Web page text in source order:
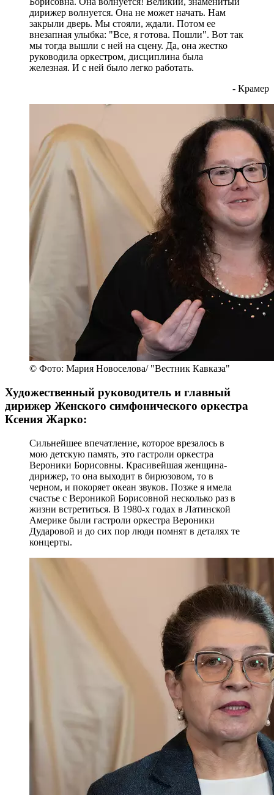
дирижер волнуется. Она не может начать. Нам
закрыли дверь. Мы стояли, ждали. Потом ее
внезапная улыбка: "Все, я готова. Пошли". Вот так
мы тогда вышли с ней на сцену. Да, она жестко
руководила оркестром, дисциплина была
железная. И с ней было легко работать.
- Крамер
© Фото: Мария Новоселова/ "Вестник Кавказа"
Художественный руководитель и главный
дирижер Женского симфонического оркестра
Ксения Жарко:
Сильнейшее впечатление, которое врезалось в
мою детскую память, это гастроли оркестра
Вероники Борисовны. Красивейшая женщина-
дирижер, то она выходит в бирюзовом, то в
черном, и покоряет океан звуков. Позже я имела
счастье с Вероникой Борисовной несколько раз в
жизни встретиться. В 1980-х годах в Латинской
Америке были гастроли оркестра Вероники
Дударовой и до сих пор люди помнят в деталях те
концерты.